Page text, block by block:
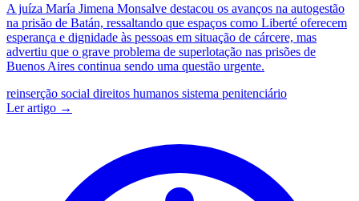
A juíza María Jimena Monsalve destacou os avanços na autogestão
na prisão de Batán, ressaltando que espaços como Liberté oferecem
esperança e dignidade às pessoas em situação de cárcere, mas
advertiu que o grave problema de superlotação nas prisões de
Buenos Aires continua sendo uma questão urgente.
reinserção social direitos humanos sistema penitenciário
Ler artigo →